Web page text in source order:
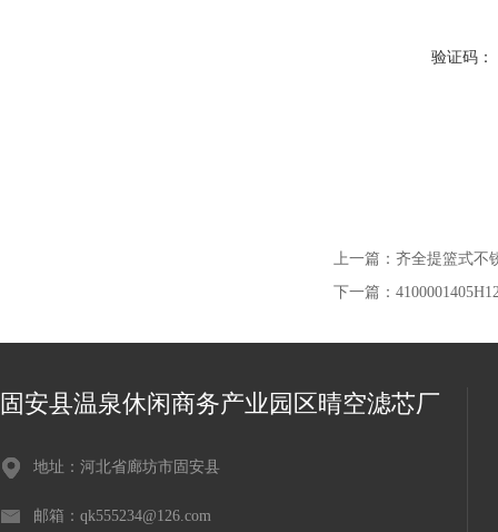
验证码：
上一篇： 齐全提篮式不
下一篇：
固安县温泉休闲商务产业园区晴空滤芯厂
地址：河北省廊坊市固安县
邮箱：qk555234@126.com